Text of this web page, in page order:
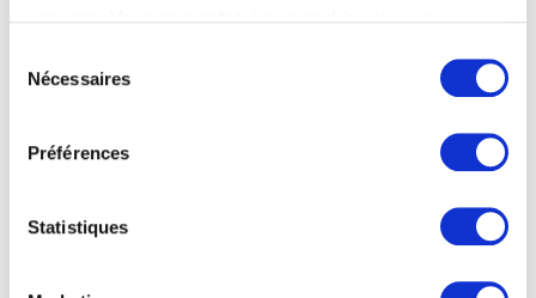
Nécessaires
Préférences
Statistiques